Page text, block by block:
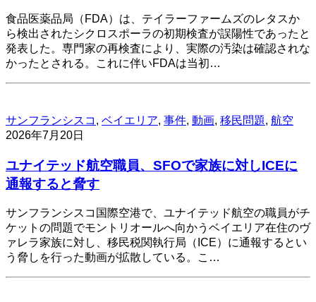
食品医薬品局（FDA）は、テイラーファームズのレタスか
ら検出されたシクロスポーラの初期検査が誤陽性であったと
発表した。専門家の再検査により、実際の汚染は確認されな
かったとされる。これに伴いFDAは当初…
サンフランシスコ , ベイエリア, 事件, 動画, 移民問題, 航空
2026年7月20日
ユナイテッド航空職員、SFOで家族に対しICEに
通報すると脅す
サンフランシスコ国際空港で、ユナイテッド航空の職員がチ
ケットの問題でモントリオールへ向かうベイエリア在住のヴ
ァレラ家族に対し、移民税関執行局（ICE）に通報するとい
う脅しを行った動画が拡散している。こ…